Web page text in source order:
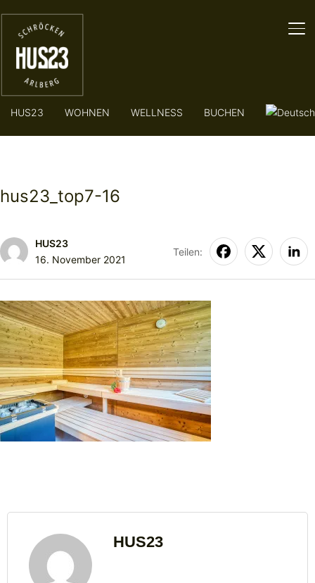
HUS23 WOHNEN WELLNESS BUCHEN
hus23_top7-16
HUS23
16. November 2021
Teilen:
HUS23